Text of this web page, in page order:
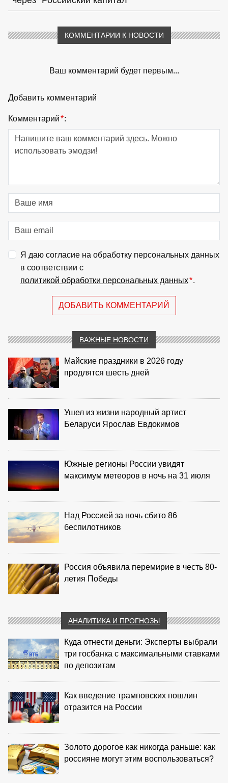
КОММЕНТАРИИ К НОВОСТИ
Ваш комментарий будет первым...
Добавить комментарий
Комментарий*:
Я даю согласие на обработку персональных данных
в соответствии с
политикой обработки персональных данных*.
ДОБАВИТЬ КОММЕНТАРИЙ
ВАЖНЫЕ НОВОСТИ
Майские праздники в 2026 году
продлятся шесть дней
Ушел из жизни народный артист
Беларуси Ярослав Евдокимов
Южные регионы России увидят
максимум метеоров в ночь на 31 июля
Над Россией за ночь сбито 86
беспилотников
Россия объявила перемирие в честь 80-
летия Победы
АНАЛИТИКА И ПРОГНОЗЫ
Куда отнести деньги: Эксперты выбрали
три госбанка с максимальными ставками
по депозитам
Как введение трамповских пошлин
отразится на России
Золото дорогое как никогда раньше: как
россияне могут этим воспользоваться?